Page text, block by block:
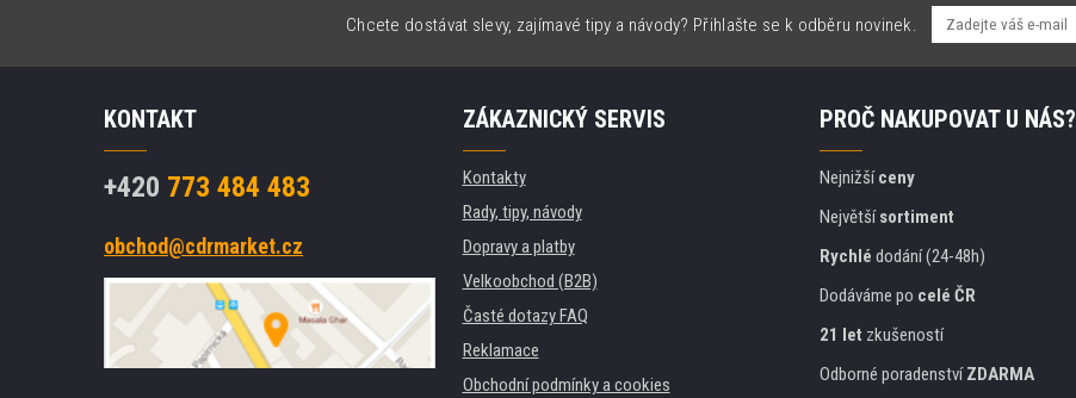
Chcete dostávat slevy, zajímavé tipy a návody? Přihlašte se k odběru novinek.
KONTAKT
+420 773 484 483
obchod@cdrmarket.cz
ZÁKAZNICKÝ SERVIS
Kontakty
Rady, tipy, návody
Dopravy a platby
Velkoobchod (B2B)
Časté dotazy FAQ
Reklamace
Obchodní podmínky a cookies
PROČ NAKUPOVAT U NÁS?
Nejnižšíceny
Největšísortiment
Rychlé dodání (24-48h)
Dodáváme po celé ČR
21 let zkušeností
Odborné poradenstvíZDARMA